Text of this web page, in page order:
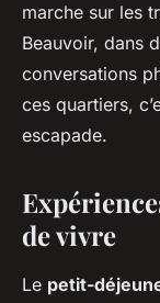
marche sur les
Beauvoir, dans
conversations
ces quartiers,
escapade.
de vivre
Le petit-